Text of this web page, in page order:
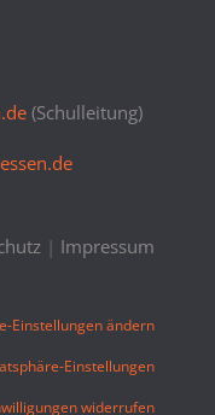
(Schulleitung)
| Impressum
Einstellungen ändern
Einstellungen
widerrufen